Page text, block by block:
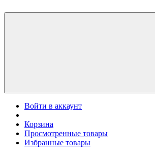
Войти в аккаунт
Корзина
Просмотренные товары
Избранные товары